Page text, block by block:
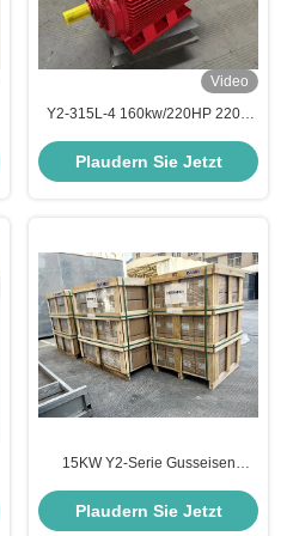
Video
Y2-315L-4 160kw/220HP 220V
Induktionsmotor
Plaudern Sie Jetzt
15KW Y2-Serie Gusseisen
Elektromotor 380V/50Hz
Plaudern Sie Jetzt